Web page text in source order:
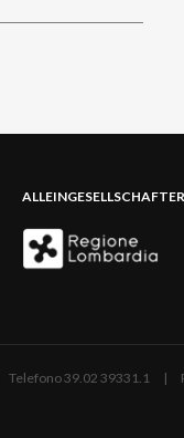
ALLEINGESELLSCHAFTER
| Telefono 39.02 39331.1 |